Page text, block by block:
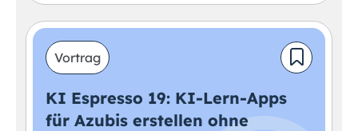
Vortrag
KI Espresso 19: KI-Lern-Apps
für Azubis erstellen ohne